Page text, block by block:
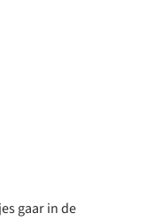
gaar in de